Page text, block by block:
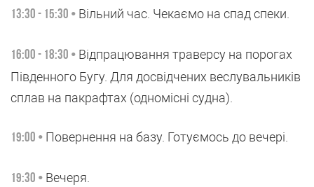
13:30 - 15:30 • Вільний час. Чекаємо на спад спеки.
16:00 - 18:30 • Відпрацювання траверсу на порогах
Південного Бугу. Для досвідчених веслувальників
сплав на пакрафтах (одномісні судна).
19:00 • Повернення на базу. Готуємось до вечері.
19:30 • Вечеря.